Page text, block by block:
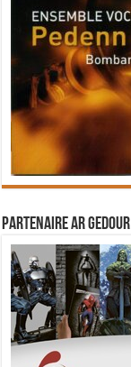
Partenaire Ar Gedour